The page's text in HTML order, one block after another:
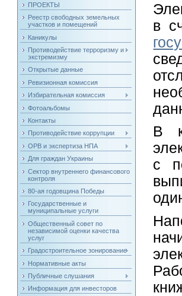
ПРОЕКТЫ
Реестр свободных земельных
участков и помещений
Каникулы
Противодействие терроризму и
экстремизму
Открытые данные
Ревизионная комиссия
Избирательная комиссия
Фотоальбомы
Контакты
Противодействие коррупции
ОРВ и экспертиза НПА
Для граждан Украины
Сектор внутреннего финансового
контроля
80-ая годовщина Победы
Государственные и
муниципальные услуги
Общественный совет по
независимой оценки качества
услуг
Градостроительное зонирование
Нормативные акты
Публичные слушания
Информация для инвесторов
в
В
с